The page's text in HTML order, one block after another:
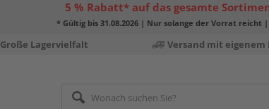
5 % Rabatt* auf das gesamte
* Gültig bis 31.08.2026 | Nur solange der Vorrat reicht |
Große Lagervielfalt Versand mit eigenem